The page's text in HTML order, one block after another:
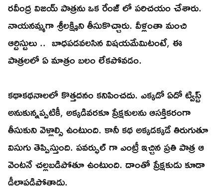
రవీంద్ర విజయ్ పాత్రను ఒక రేంజ్ లో పరిచయం చేశారు.
నాయనమ్మగా శ్రీలక్ష్మిని తీసుకొచ్చారు. వీళ్లంతా మంచి
ఆర్టిస్టులు .. బాధపడవలసిన విషయమేమిటంటే, ఈ
పాత్రలలో ఏ మాత్రం బలం లేకపోవడం.
కథాకథనాలలో కొత్తదనం కనిపించదు. ఎక్కడో ఏదో ట్విస్ట్
అనుకున్నప్పటికీ, అక్కడివరకూ ప్రేక్షకులను ఆసక్తికరంగా
తీసుకుని వెళ్లాల్సి ఉంటుంది. కానీ కథ అక్కడక్కడే తిరుగుతూ
విసుగు తెప్పిస్తుంది. పవర్ఫుల్ గా ఎంట్రీ ఇచ్చిన ప్రతి పాత్ర ఆ
వెంటనే చల్లబడిపోతూ ఉంటుంది. దాంతో ప్రేక్షకుడు కూడా
డీలాపడిపోతాడు.